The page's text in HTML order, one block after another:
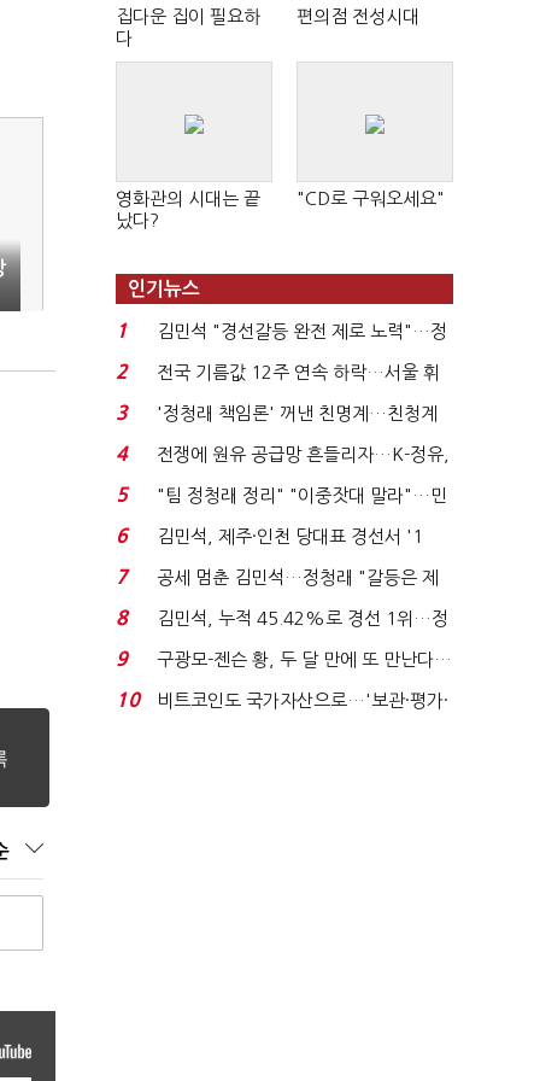
집다운 집이 필요하
다
편의점 전성시대
영화관의 시대는 끝
났다?
"CD로 구워오세요"
인기뉴스
1
김민석 "경선갈등 완전 제로 노력"…정
청래 "반명 공세 사...
2
전국 기름값 12주 연속 하락…서울 휘
발윳값 1909원...
3
'정청래 책임론' 꺼낸 친명계…친청계
는 추가투표 때리기...
4
전쟁에 원유 공급망 흔들리자…K-정유,
에너지안보 핵심...
5
"팀 정청래 정리" "이중잣대 말라"…민
주 최고위원 계파 다...
6
김민석, 제주·인천 당대표 경선서 '1
위'(1보)...
7
공세 멈춘 김민석…정청래 "갈등은 제
가 수습"
8
김민석, 누적 45.42%로 경선 1위…정
청래와 격차 0.86%p(...
9
구광모-젠슨 황, 두 달 만에 또 만난다…
로봇·AI 등 논...
10
비트코인도 국가자산으로…'보관·평가·